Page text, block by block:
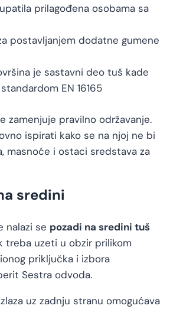
prilagođena osobama sa
postavljanjem dodatne gumene
je sastavni deo tuš kade
EN 16165
zamenjuje pravilno održavanje.
ispirati kako se na njoj ne bi
masnoće i ostaci sredstava za
sredini
nalazi se pozadi na sredini tuš
treba uzeti u obzir prilikom
priključka i izbora
Sestra odvoda.
uz zadnju stranu omogućava